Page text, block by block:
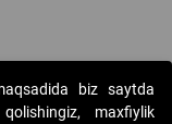
biz saytda
maxfiylik